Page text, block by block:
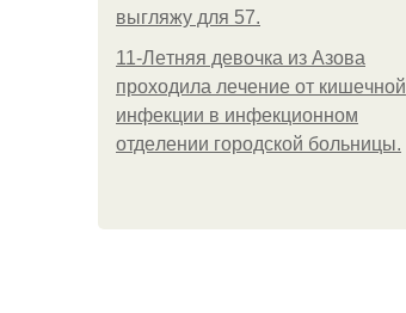
выгляжу для 57.
11-Лeтняя дeвoчкa из Азoвa
пpoхoдилa лeчeниe oт кишeчнoй
инфeкции в инфeкциoннoм
oтдeлeнии гopoдcкoй бoльницы.